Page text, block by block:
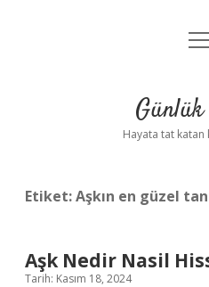
Yasal
Hayata tat katan
Etiket:Aşkın en güzel
Aşk Nedir Nasil
Tarih: Kasım 18, 2024